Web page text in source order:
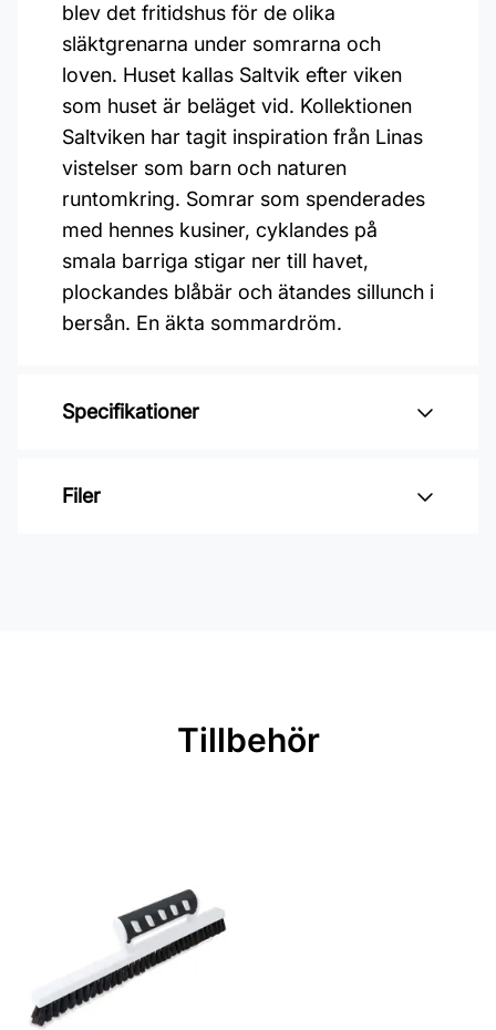
blev det fritidshus för de olika
släktgrenarna under somrarna och
loven. Huset kallas Saltvik efter viken
som huset är beläget vid. Kollektionen
Saltviken har tagit inspiration från Linas
vistelser som barn och naturen
runtomkring. Somrar som spenderades
med hennes kusiner, cyklandes på
smala barriga stigar ner till havet,
plockandes blåbär och ätandes sillunch i
bersån. En äkta sommardröm.
Specifikationer
Varumärke: Midbec Tapeter
Rekommenderat lim: Hernia non
Filer
Tillbehör